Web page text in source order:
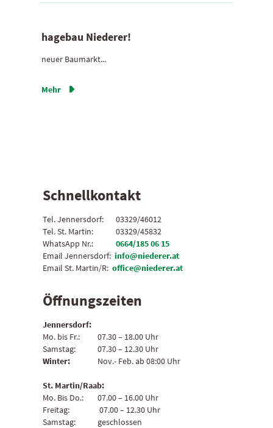
hagebau Niederer!
neuer Baumarkt...
Mehr 
Schnellkontakt
Tel. ­Jennersdorf:
03329/46012
Tel. St. Martin:
03329/45832
WhatsApp Nr.:
0664/185 06 15
Email Jennersdorf: info@niederer.at
Email St. Martin/R: office@niederer.at
Öffnungszeiten
Jennersdorf:
Mo. bis Fr.:
07.30 – 18.00 Uhr
Samstag:
07.30 – 12.30 Uhr
Winter:
Nov.- Feb. ab 08:00 Uhr
St. Martin/Raab:
Mo. Bis Do.:
07.00 – 16.00 Uhr
Freitag:
07.00 – 12.30 Uhr
Samstag:
geschlossen